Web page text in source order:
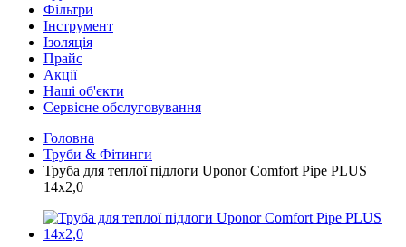
Фільтри
Інструмент
Ізоляція
Прайс
Акції
Наші об'єкти
Сервісне обслуговування
Головна
Труби & Фітинги
Труба для теплої підлоги Uponor Comfort Pipe PLUS
14x2,0